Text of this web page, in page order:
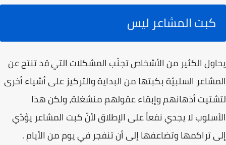
كبت المشاعر ليس
يحاول الكثير من الأشخاص تجنّب المشكلات التي قد تنتج عن
المشاعر السلبيّة بكبتها من البداية والتركيز على أشياء أخرى
لتشتيت أذهانهم وإبقاء عقولهم منشغلة، ولكن هذا
الأسلوب لا يجدي نفعاً على الإطلاق لأنّ كبت المشاعر يؤدّي
إلى تراكمها وتضاعفها إلى أن تنفجر في يوم من الأيام .